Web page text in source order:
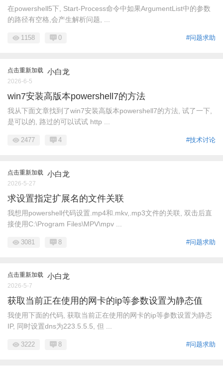
在powershell5下, Start-Process命令中如果ArgumentList中的参数
的路径有空格,会产生解析问题, ...
#问题求助
1158 0
点击重新加载 小白龙
2026-6-5
win7安装高版本powershell7的方法
我从下面文章找到了win7安装高版本powershell7的方法, 试了一下,
是可以的, 路过的可以试试 http ...
#技术讨论
2477 4
点击重新加载 小白龙
2026-5-27
求设置指定扩展名的文件关联
我想用powershell代码设置.mp4和.mkv,.mp3文件的关联, 双击后直
接使用C:\Program Files\MPV\mpv ...
#问题求助
3081 8
点击重新加载 小白龙
2026-5-7
获取当前正在使用的网卡的ip等参数设置为静态值
我使用下面的代码, 获取当前正在使用的网卡的ip等参数设置为静态
IP, 同时设置dns为223.5.5.5, 但 ...
#问题求助
3222 8